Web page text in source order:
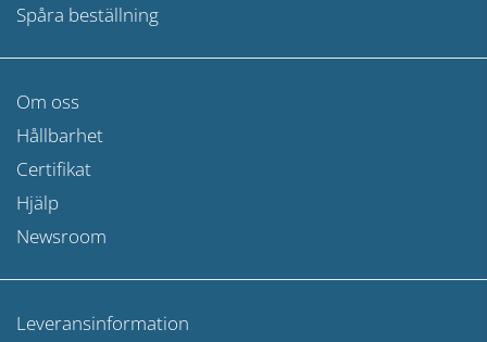
Spåra beställning
Om oss
Hållbarhet
Certifikat
Hjälp
Newsroom
Leveransinformation